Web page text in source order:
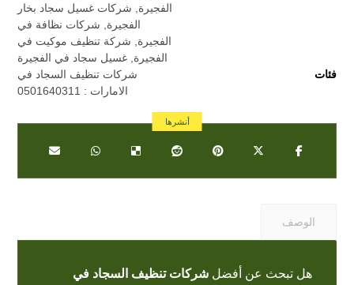
الفجيرة
شركات غسيل سجاد بخار
الفجيرة
شركات نظافة في
الفجيرة
شركة تنظيف موكيت في
الفجيرة غسيل سجاد في الفجيرة
فئات
شركات تنظيف السجاد في
الامارات : 0501640311
الوصف
هل تبحث عن أفضلشركات تنظيف السجاد في